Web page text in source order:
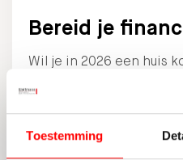
Toestemming
Bereid je
Wil je in 2026 een huis
een goed moment
Laat berekenen wat je
vindt. In een rustige